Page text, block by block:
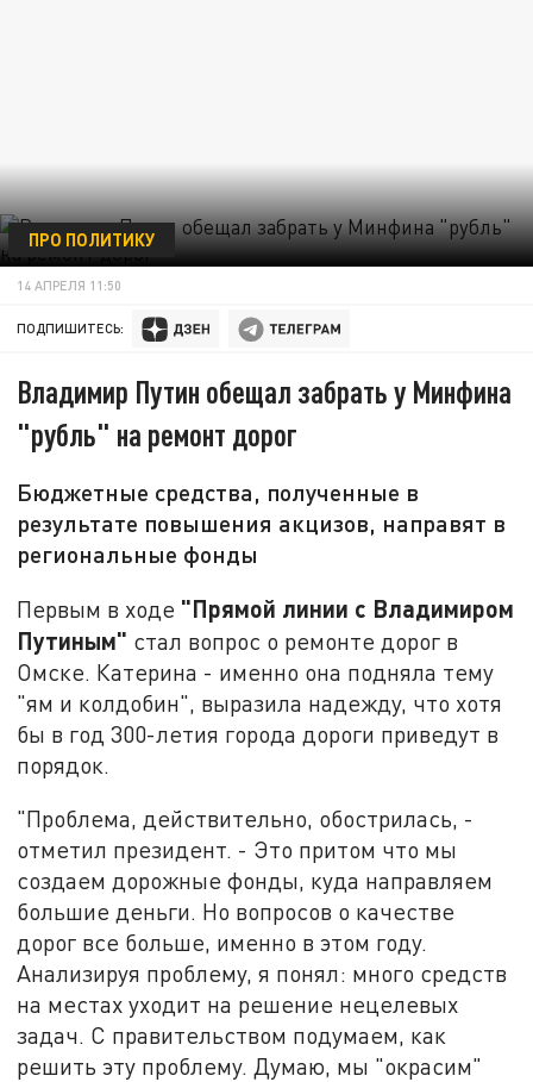
ПРО ПОЛИТИКУ
14 АПРЕЛЯ 11:50
ПОДПИШИТЕСЬ:
Владимир Путин обещал забрать у Минфина
"рубль" на ремонт дорог
Бюджетные средства, полученные в
результате повышения акцизов, направят в
региональные фонды
Первым в ходе "Прямой линии с Владимиром
Путиным" стал вопрос о ремонте дорог в
Омске. Катерина - именно она подняла тему
"ям и колдобин", выразила надежду, что хотя
бы в год 300-летия города дороги приведут в
порядок.
"Проблема, действительно, обострилась, -
отметил президент. - Это притом что мы
создаем дорожные фонды, куда направляем
большие деньги. Но вопросов о качестве
дорог все больше, именно в этом году.
Анализируя проблему, я понял: много средств
на местах уходит на решение нецелевых
задач. С правительством подумаем, как
решить эту проблему. Думаю, мы "окрасим"